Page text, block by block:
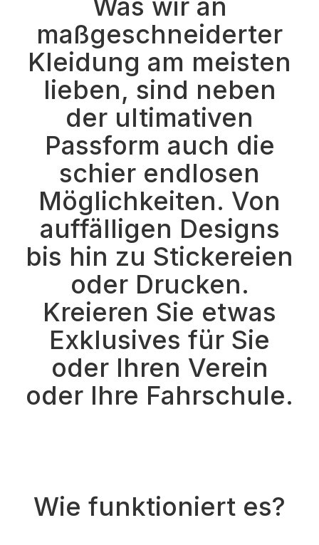
maßgeschneiderter
Kleidung am meisten
lieben, sind neben
der ultimativen
Passform auch die
schier endlosen
Möglichkeiten. Von
auffälligen Designs
bis hin zu Stickereien
oder Drucken.
Kreieren Sie etwas
Exklusives für Sie
oder Ihren Verein
oder Ihre Fahrschule.
Wie funktioniert es?